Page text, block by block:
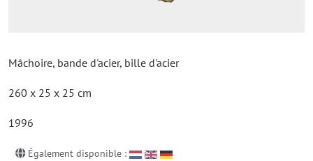
Mâchoire, bande d'acier, bille d'acier
260 x 25 x 25 cm
1996
Également disponible :